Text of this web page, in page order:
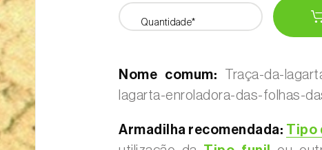
Quantidade*
Nome comum: Traça-da-
lagarta-enroladora-das-folhas-
Armadilha recomendada: Tipo